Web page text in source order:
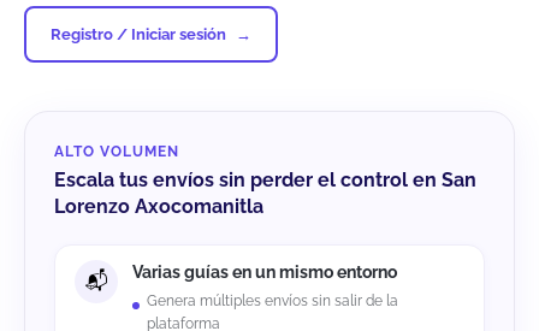
Registro / Iniciar sesión
ALTO VOLUMEN
Escala tus envíos sin perder el control en San
Lorenzo Axocomanitla
Varias guías en un mismo entorno
Genera múltiples envíos sin salir de la
plataforma